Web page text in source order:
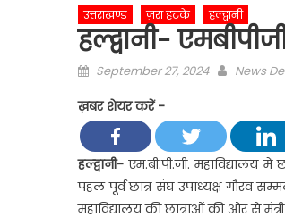
उत्तराखण्ड ज़रा हटके हल्द्वानी
हल्द्वानी-
Posted
September 27, 2024 Author
News
ख़बर शेयर करें -
हल्द्वानी- एम.बी.पी.जी.
पहल पूर्व छात्र संघ उपाध्यक्ष गौरव
महाविद्यालय की छात्राओं की ओर से